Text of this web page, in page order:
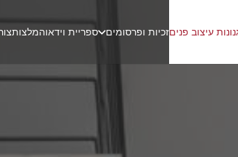
עיצוב פניםזכיות ופרסומים ספריית וידאוהמלצות